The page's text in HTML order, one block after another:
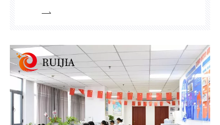
стороны: Сертифицированное
совершенство – оснащено сертификатами
ISO, CE, SDS, SGS, FDA и другими
международными сертификатами,
гарантирующими соответствие
требованиям.